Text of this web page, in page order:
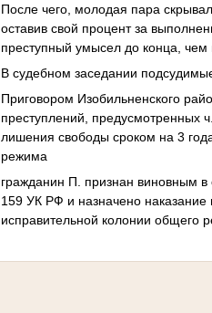
После чего, молодая пара
оставив свой процент за
преступный умысел до конца,
В судебном заседании
Приговором Изобильненского
преступлений, предусмотренных
лишения свободы сроком на 3
режима
гражданин П. признан виновным
159 УК РФ и назначено
исправительной колонии общего